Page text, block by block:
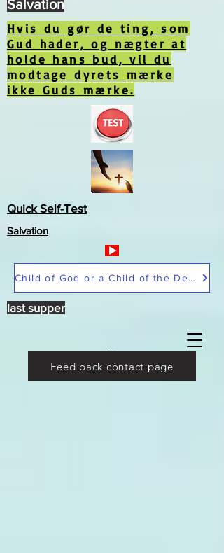
Hvis du gør de ting, som
Gud hader, og nægter at
holde hans bud, vil du
modtage dyrets mærke
ikke Guds mærke.
Quick Self-Test
Salvation
Salvation
Child of God or a Child of the Devil
last supper
Feed back contact page